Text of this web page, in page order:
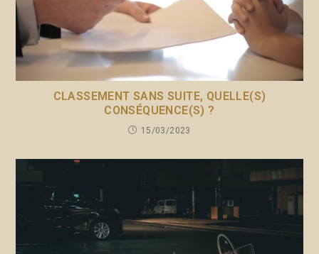
CLASSEMENT SANS SUITE, QUELLE(S)
CONSÉQUENCE(S) ?
15/03/2023